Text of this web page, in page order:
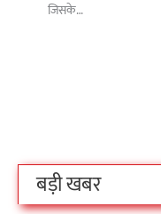
जिसके…
बड़ी खबर